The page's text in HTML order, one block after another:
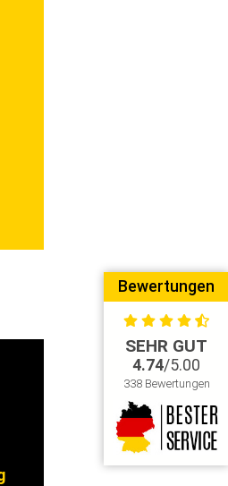
Bewertungen
SEHR GUT
4.74/5.00
338 Bewertungen